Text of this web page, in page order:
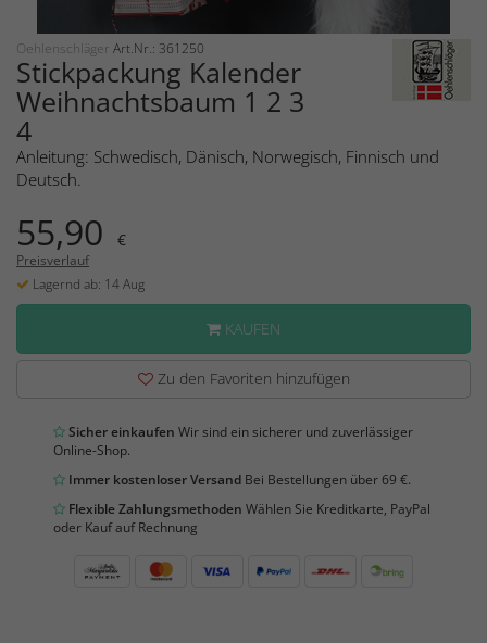
Oehlenschläger Art.Nr.: 361250
Stickpackung Kalender
Weihnachtsbaum 1 2 3
4
Anleitung: Schwedisch, Dänisch, Norwegisch, Finnisch und
Deutsch.
55,90 €
Preisverlauf
Lagernd ab: 14 Aug
KAUFEN
Zu den Favoriten hinzufügen
Sicher einkaufen Wir sind ein sicherer und zuverlässiger
Online-Shop.
Immer kostenloser Versand Bei Bestellungen über 69 €.
Flexible Zahlungsmethoden Wählen Sie Kreditkarte, PayPal
oder Kauf auf Rechnung